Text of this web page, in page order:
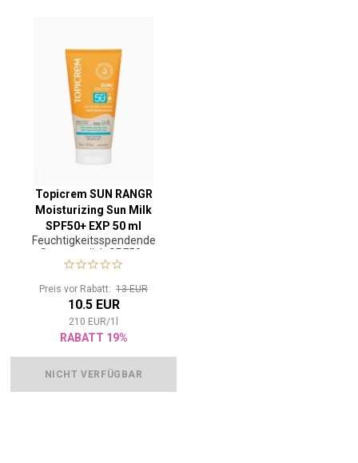
Topicrem SUN RANGR
Moisturizing Sun Milk
SPF50+ EXP 50 ml
Feuchtigkeitsspendende
Sonnenmilch SPF50+
Preis vor Rabatt: 13 EUR
10.5 EUR
210 EUR/1
RABATT 19%
NICHT VERFÜGBAR